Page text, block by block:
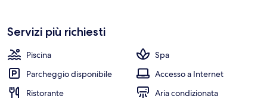
Servizi più richiesti
Piscina
Spa
Parcheggio disponibile
Accesso a Internet
Ristorante
Aria condizionata